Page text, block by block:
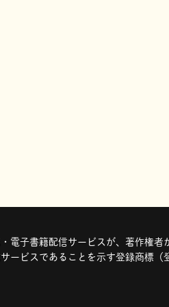
電子書籍配信サービスが、著作権者
ービスであることを示す登録商標（